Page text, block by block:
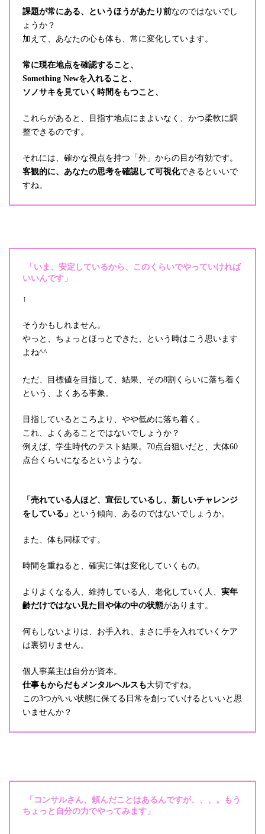
課題が常にある、というほうがあたり前なのではないでし
ょうか？
加えて、あなたの心も体も、常に変化しています。
常に現在地点を確認すること、
Something Newを入れること、
ソノサキを見ていく時間をもつこと、
これらがあると、目指す地点にまよいなく、かつ柔軟に調
整できるのです。
それには、確かな視点を持つ「外」からの目が有効です。
客観的に、あなたの思考を確認して可視化できるといいで
すね。
「いま、安定しているから、このくらいでやっていければ
いいんです」
↑
そうかもしれません。
やっと、ちょっとほっとできた、という時はこう思います
よね^^
ただ、目標値を目指して、結果、その8割くらいに落ち着く
という、よくある事象。
目指しているところより、やや低めに落ち着く。
これ、よくあることではないでしょうか？
例えば、学生時代のテスト結果。70点台狙いだと、大体60
点台くらいになるというような。
「売れている人ほど、宣伝しているし、新しいチャレンジ
をしている」 という傾向、あるのではないでしょうか。
また、体も同様です。
時間を重ねると、確実に体は変化していくもの。
よりよくなる人、維持している人、老化していく人、 実年
齢だけではない見た目や体の中の状態があります。
何もしないよりは、お手入れ、まさに手を入れていくケア
は裏切りません。
個人事業主は自分が資本。
仕事もからだもメンタルヘルスも大切ですね。
この3つがいい状態に保てる日常を創っていけるといいと思
いませんか？
「コンサルさん、頼んだことはあるんですが、、、。もう
ちょっと自分の力でやってみます」